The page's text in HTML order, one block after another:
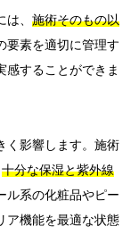
、 施術そのもの以
要素を適切に管理す
感することができま
く影響します。施術
十分な保湿と紫外線
ル系の化粧品やピー
ア機能を最適な状態